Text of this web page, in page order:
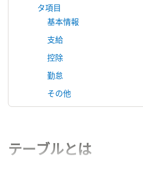
タ項目
基本情報
支給
控除
勤怠
その他
テーブルとは